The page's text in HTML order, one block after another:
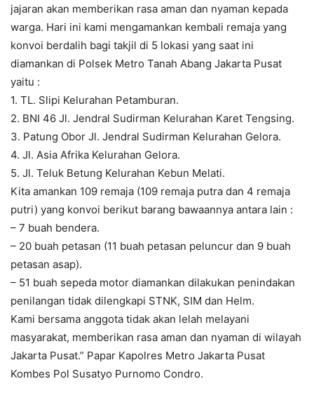
jajaran akan memberikan rasa aman dan nyaman kepada
warga. Hari ini kami mengamankan kembali remaja yang
konvoi berdalih bagi takjil di 5 lokasi yang saat ini
diamankan di Polsek Metro Tanah Abang Jakarta Pusat
yaitu :
1. TL. Slipi Kelurahan Petamburan.
2. BNI 46 Jl. Jendral Sudirman Kelurahan Karet Tengsing.
3. Patung Obor Jl. Jendral Sudirman Kelurahan Gelora.
4. Jl. Asia Afrika Kelurahan Gelora.
5. Jl. Teluk Betung Kelurahan Kebun Melati.
Kita amankan 109 remaja (109 remaja putra dan 4 remaja
putri) yang konvoi berikut barang bawaannya antara lain :
– 7 buah bendera.
– 20 buah petasan (11 buah petasan peluncur dan 9 buah
petasan asap).
– 51 buah sepeda motor diamankan dilakukan penindakan
penilangan tidak dilengkapi STNK, SIM dan Helm.
Kami bersama anggota tidak akan lelah melayani
masyarakat, memberikan rasa aman dan nyaman di wilayah
Jakarta Pusat.” Papar Kapolres Metro Jakarta Pusat
Kombes Pol Susatyo Purnomo Condro.